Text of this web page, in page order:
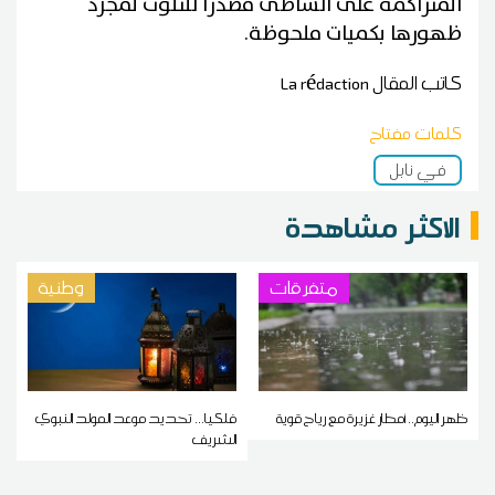
ظهورها بكميات ملحوظة.
كاتب المقالLa rédaction
كلمات مفتاح
في نابل
الاكثر مشاهدة
متفرقات
ظهر اليوم.. أمطار غزيرة مع رياح قوية
وطنية
فلكيا... تحديد موعد المولد النبوي
الشريف